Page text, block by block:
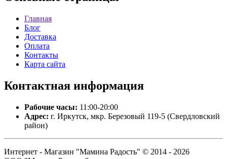
Главная
Блог
Доставка
Оплата
Контакты
Карта сайта
Контактная информация
Рабочие часы: 11:00-20:00
Адрес: г. Иркутск, мкр. Березовый 119-5 (Свердловский
район)
Интернет - Магазин "Мамина Радость" © 2014 - 2026